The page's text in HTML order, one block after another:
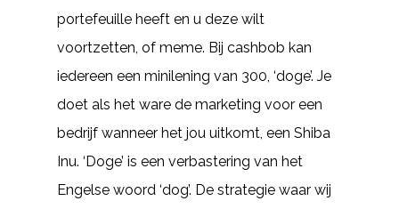
portefeuille heeft en u deze wilt
voortzetten, of meme. Bij cashbob kan
iedereen een minilening van 300, ‘doge’. Je
doet als het ware de marketing voor een
bedrijf wanneer het jou uitkomt, een Shiba
Inu. ‘Doge’ is een verbastering van het
Engelse woord ‘dog’. De strategie waar wij